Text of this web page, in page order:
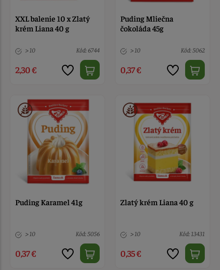
XXL balenie 10 x Zlatý
krém Liana 40 g
> 10 Kód: 6744
2,30 €
Puding Mliečna
čokoláda 45g
> 10 Kód: 5062
0,37 €
Puding Karamel 41g
> 10 Kód: 5056
0,37 €
Zlatý krém Liana 40 g
> 10 Kód: 13431
0,35 €